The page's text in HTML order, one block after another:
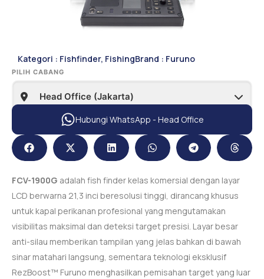
Kategori : Fishfinder, FishingBrand : Furuno
PILIH CABANG
Hubungi WhatsApp - Head Office
FCV-1900G adalah fish finder kelas komersial dengan layar
LCD berwarna 21,3 inci beresolusi tinggi, dirancang khusus
untuk kapal perikanan profesional yang mengutamakan
visibilitas maksimal dan deteksi target presisi. Layar besar
anti-silau memberikan tampilan yang jelas bahkan di bawah
sinar matahari langsung, sementara teknologi eksklusif
RezBoost™ Furuno menghasilkan pemisahan target yang luar